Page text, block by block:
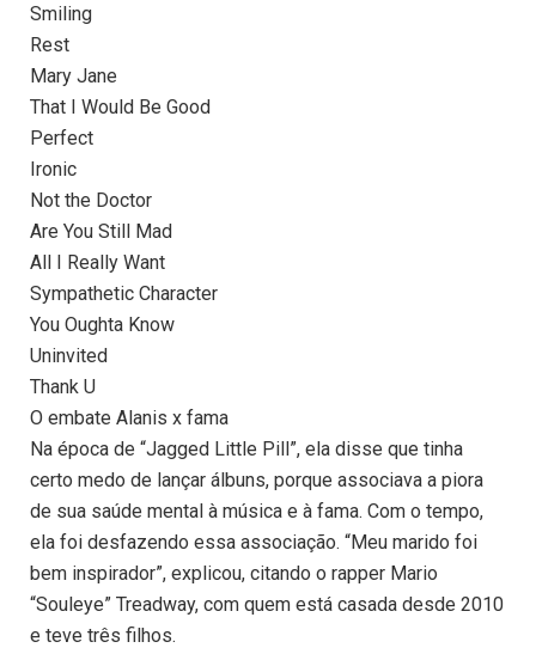
Smiling
Rest
Mary Jane
That I Would Be Good
Perfect
Ironic
Not the Doctor
Are You Still Mad
All I Really Want
Sympathetic Character
You Oughta Know
Uninvited
Thank U
O embate Alanis x fama
Na época de “Jagged Little Pill”, ela disse que tinha
certo medo de lançar álbuns, porque associava a piora
de sua saúde mental à música e à fama. Com o tempo,
ela foi desfazendo essa associação. “Meu marido foi
bem inspirador”, explicou, citando o rapper Mario
“Souleye” Treadway, com quem está casada desde 2010
e teve três filhos.